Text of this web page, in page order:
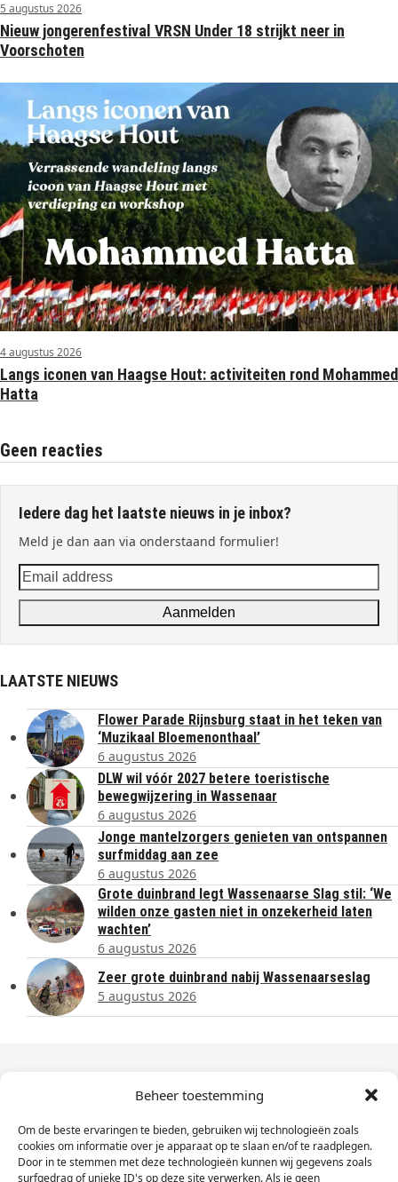
Beheer toestemming
Om de beste ervaringen te bieden, gebruiken wij technologieën zoals
cookies om informatie over je apparaat op te slaan en/of te raadplegen.
Door in te stemmen met deze technologieën kunnen wij gegevens zoals
surfgedrag of unieke ID's op deze site verwerken. Als je geen
5 augustus 2026
Nieuw jongerenfestival VRSN Under 18 strijkt neer in
Voorschoten
4 augustus 2026
Langs iconen van Haagse Hout: activiteiten rond Mohammed
Hatta
Geen reacties
Iedere dag het laatste nieuws in je inbox?
Meld je dan aan via onderstaand formulier!
Email
address
Aanmelden
LAATSTE NIEUWS
Flower Parade Rijnsburg staat in het teken van
‘Muzikaal Bloemenonthaal’
6 augustus 2026
DLW wil vóór 2027 betere toeristische
bewegwijzering in Wassenaar
6 augustus 2026
Jonge mantelzorgers genieten van ontspannen
surfmiddag aan zee
6 augustus 2026
Grote duinbrand legt Wassenaarse Slag stil: ‘We
wilden onze gasten niet in onzekerheid laten
wachten’
6 augustus 2026
Zeer grote duinbrand nabij Wassenaarseslag
5 augustus 2026
Dagelijks het laatste nieuws in je e-mail?
Vul
hier
je